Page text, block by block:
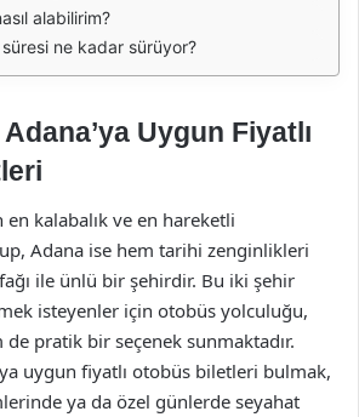
alabilirim?
ne kadar sürüyor?
Uygun Fiyatlı
en kalabalık ve en hareketli
Adana ise hem tarihi zenginlikleri
ile ünlü bir şehirdir. Bu iki şehir
isteyenler için otobüs yolculuğu,
pratik bir seçenek sunmaktadır.
uygun fiyatlı otobüs biletleri bulmak,
ya da özel günlerde seyahat